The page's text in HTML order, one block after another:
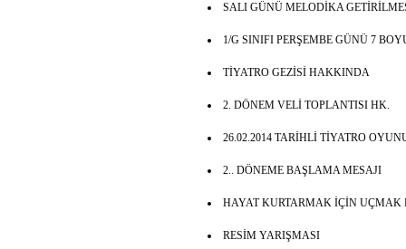
SALI GÜNÜ MELODİKA
1/G SINIFI PERŞEMBE GÜNÜ 7
TİYATRO GEZİSİ HAKKINDA
2. DÖNEM VELİ TOPLANTISI HK.
26.02.2014 TARİHLİ TİYATRO
2.. DÖNEME BAŞLAMA MESAJI
HAYAT KURTARMAK İÇİN
RESİM YARIŞMASI